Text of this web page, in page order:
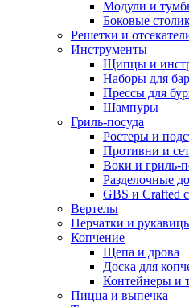
Модули и
Боковые
Решетки и
Инструменты
Щипцы и
Наборы для
Прессы для
Шампуры
Гриль-посуда
Ростеры и
Противни и
Воки и гриль-
Разделочные
GBS и Crafted
Вертелы
Перчатки и
Копчение
Щепа и дрова
Доска для
Контейнеры и
Пицца и выпечка